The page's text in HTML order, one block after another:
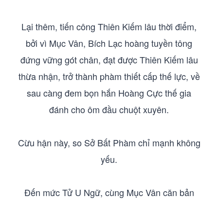
Lại thêm, tiến công Thiên Kiếm lâu thời điểm,
bởi vì Mục Vân, Bích Lạc hoàng tuyền tông
đứng vững gót chân, đạt được Thiên Kiếm lâu
thừa nhận, trở thành phàm thiết cấp thế lực, về
sau càng đem bọn hắn Hoàng Cực thế gia
đánh cho ôm đầu chuột xuyên.
Cừu hận này, so Sở Bất Phàm chỉ mạnh không
yếu.
Đến mức Tử U Ngữ, cùng Mục Vân căn bản